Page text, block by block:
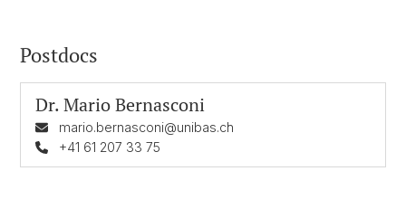
Postdocs
Dr.Mario Bernasconi
mario.bernasconi@unibas.ch
+41 61 207 33 75